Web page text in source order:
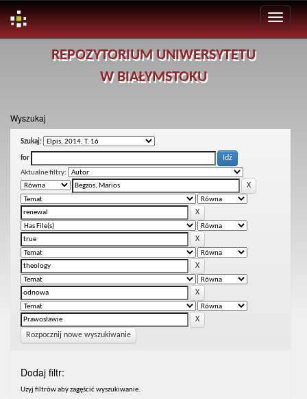
REPOZYTORIUM UNIWERSYTETU
W BIAŁYMSTOKU
Wyszukaj
Szukaj:
for
Aktualne filtry:
Rozpocznij nowe wyszukiwanie
Dodaj filtr:
Uzyj filtrów aby zagęścić wyszukiwanie.